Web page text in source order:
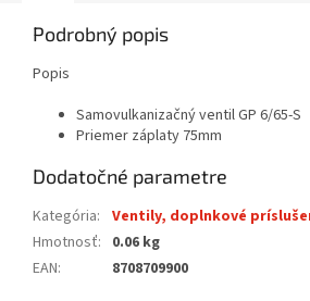
Podrobný popis
Popis
Samovulkanizačný ventil GP 6/65-S
Priemer záplaty 75mm
Dodatočné parametre
Kategória: Ventily, doplnkové
Hmotnosť: 0.06 kg
EAN: 8708709900